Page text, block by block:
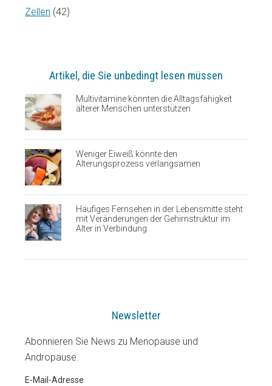
Zellen (42)
Artikel, die Sie unbedingt lesen müssen
Multivitamine könnten die Alltagsfähigkeit
älterer Menschen unterstützen
Weniger Eiweiß könnte den
Alterungsprozess verlangsamen
Häufiges Fernsehen in der Lebensmitte steht
mit Veränderungen der Gehirnstruktur im
Alter in Verbindung
Newsletter
Abonnieren Sie News zu Menopause und
Andropause.
E-Mail-Adresse